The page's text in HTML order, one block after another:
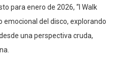
para enero de 2026, “I Walk
emocional del disco, explorando
una perspectiva cruda,